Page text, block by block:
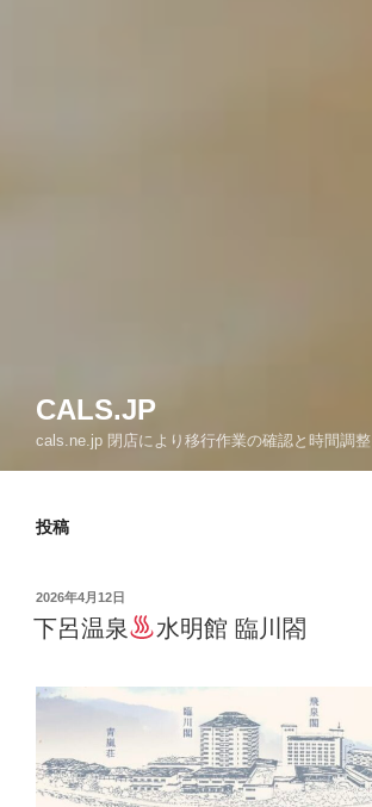
CALS.JP
cals.ne.jp 閉店により移行作業の確認と時間調整
投稿
投
稿
日:
2026年4月12日
下呂温泉 水明館 臨川閤